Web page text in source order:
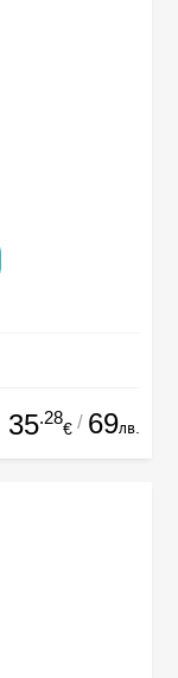
35.28
€ / 69лв.